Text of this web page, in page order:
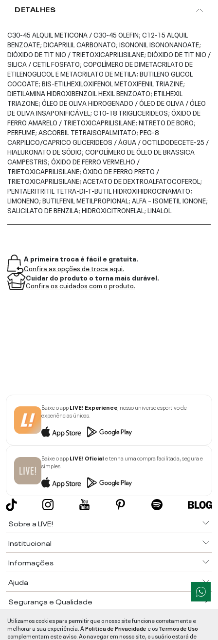
DETALHES
C30-45 ALQUIL METICONA / C30-45 OLEFIN; C12-15 ALQUIL
BENZOATE; DICAPRILIL CARBONATO; ISONONIL ISONONANOATE;
DIÓXIDO DE TIT NIO / TRIETOXICAPRILISILANE; DIÓXIDO DE TIT NIO /
SILICA / CETIL FOSFATO; COPOLÍMERO DE DIMETACRILATO DE
ETILENOGLICOL E METACRILATO DE METILA; BUTILENO GLICOL
COCOATE; BIS-ETILHEXILOXIFENOL METOXIFENIL TRIAZINE;
DIETILAMINA HIDROXIBENZOIL HEXIL BENZOATO; ETILHEXIL
TRIAZONE; ÓLEO DE OLIVA HIDROGENADO / ÓLEO DE OLIVA / ÓLEO
DE OLIVA INSAPONIFICÁVEL; C10-18 TRIGLICERIDEOS; ÓXIDO DE
FERRO AMARELO / TRIETOXICAPRILISILANE; NITRETO DE BORO;
PERFUME; ASCORBIL TETRAISOPALMITATO; PEG-8
CARPILICO/CAPRICO GLICERIDEOS / ÁGUA / OCTILDODECETE-25 /
HIALURONATO DE SÓDIO; COPOLÍMERO DE ÓLEO DE BRASSICA
CAMPESTRIS; ÓXIDO DE FERRO VERMELHO /
TRIETOXICAPRILISILANE; ÓXIDO DE FERRO PRETO /
TRIETOXICAPRILISILANE; ACETATO DE DEXTROALFATOCOFEROL;
PENTAERITRITIL TETRA-DI-T-BUTIL HIDROXIHIDROCINAMATO;
LIMONENO; BUTILFENIL METILPROPIONAL; ALFA – ISOMETIL IONONE;
SALICILATO DE BENZILA; HIDROXICITRONELAL; LINALOL.
A primeira troca é fácil e gratuita.
Confira as opções de troca aqui.
Cuidar do produto o torna mais durável.
Confira os cuidados com o produto.
Baixe o appLIVE! Experience , nosso universo esportivo de
experiências únicas.
Baixe o appLIVE! Oficiale tenha uma compra facilitada, segura e
simples.
Sobre a LIVE!
Institucional
Informações
Ajuda
Segurança e Qualidade
DA COSTA, 1600 - BAIRRO VIEIRA - CEP 89257-207-JARAGUÁ DO SUL/SC
CNPJ:05.108.435/0001-78-MAPA DO SITE
Utilizamos cookies para permitir que o nosso site funcione corretamente e
melhorar a sua experiência. APolitica de Privacidade e osTermos de Uso
complementam este aviso. Ao navegar em nosso site, o usuário estará de